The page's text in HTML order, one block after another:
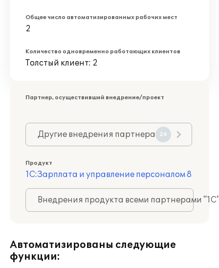
Общее число автоматизированных рабочих мест
2
Количество одновременно работающих клиентов
Толстый клиент: 2
Партнер, осуществивший внедрение/проект
Другие внедрения партнера 26
Продукт
1С:Зарплата и управление персоналом 8
Внедрения продукта всеми партнерами
Автоматизированы следующие
функции: